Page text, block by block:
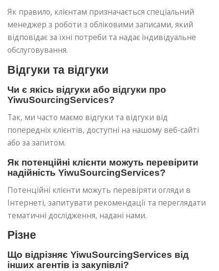
Як правило, клієнтам призначається спеціальний
менеджер з роботи з обліковими записами, який
відповідає за їхні потреби та надає індивідуальне
обслуговування.
Відгуки та відгуки
Чи є якісь відгуки або відгуки про
YiwuSourcingServices?
Так, ми часто маємо відгуки та відгуки від
попередніх клієнтів, доступні на нашому веб-сайті
або за запитом.
Як потенційні клієнти можуть перевірити
надійність YiwuSourcingServices?
Потенційні клієнти можуть перевіряти огляди в
Інтернеті, запитувати рекомендації та переглядати
тематичні дослідження, надані нами.
Різне
Що відрізняє YiwuSourcingServices від
інших агентів із закупівлі?